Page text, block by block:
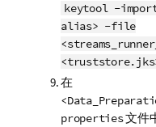
keytool -
alias> -file
在
properties文件